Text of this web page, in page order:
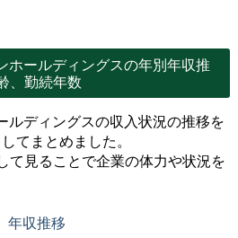
ホールディングスの年別年収推
、勤続年数
ルディングスの収入状況の推移を
てまとめました。
て見ることで企業の体力や状況を
年収推移